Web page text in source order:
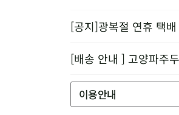
[공지]광복절 연휴 택
[배송 안내 ] 고양파주
이용안내